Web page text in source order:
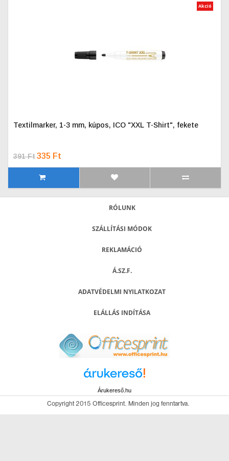
Akció
Textilmarker, 1-3 mm, kúpos, ICO "XXL T-Shirt", fekete
391 Ft335 Ft
RÓLUNK
SZÁLLÍTÁSI MÓDOK
REKLAMÁCIÓ
Á.SZ.F.
ADATVÉDELMI NYILATKOZAT
ELÁLLÁS INDÍTÁSA
Árukereső.hu
Copyright 2015 Officesprint. Minden jog fenntartva.